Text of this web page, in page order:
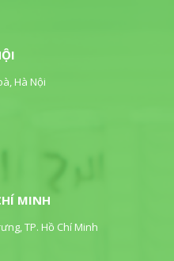
Hà Nội
MINH
TP. Hồ Chí Minh